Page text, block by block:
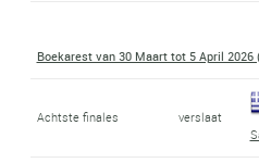
Boekarest van 30 Maart tot 5 April 2026
Achtste finales verslaat